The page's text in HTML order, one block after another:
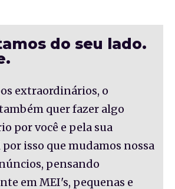
do seu lado.
extraordinários, o
quer fazer algo
por você e pela sua
por isso que mudamos nossa
pensando
em MEI's, pequenas e